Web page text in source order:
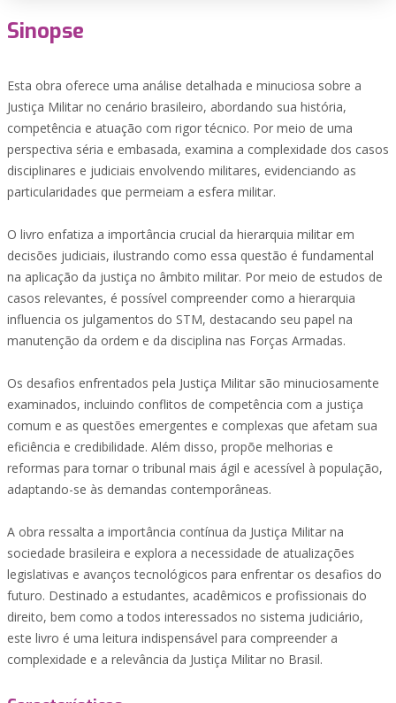
Sinopse
Esta obra oferece uma análise detalhada e minuciosa sobre a
Justiça Militar no cenário brasileiro, abordando sua história,
competência e atuação com rigor técnico. Por meio de uma
perspectiva séria e embasada, examina a complexidade dos casos
disciplinares e judiciais envolvendo militares, evidenciando as
particularidades que permeiam a esfera militar.
O livro enfatiza a importância crucial da hierarquia militar em
decisões judiciais, ilustrando como essa questão é fundamental
na aplicação da justiça no âmbito militar. Por meio de estudos de
casos relevantes, é possível compreender como a hierarquia
influencia os julgamentos do STM, destacando seu papel na
manutenção da ordem e da disciplina nas Forças Armadas.
Os desafios enfrentados pela Justiça Militar são minuciosamente
examinados, incluindo conflitos de competência com a justiça
comum e as questões emergentes e complexas que afetam sua
eficiência e credibilidade. Além disso, propõe melhorias e
reformas para tornar o tribunal mais ágil e acessível à população,
adaptando-se às demandas contemporâneas.
A obra ressalta a importância contínua da Justiça Militar na
sociedade brasileira e explora a necessidade de atualizações
legislativas e avanços tecnológicos para enfrentar os desafios do
futuro. Destinado a estudantes, acadêmicos e profissionais do
direito, bem como a todos interessados no sistema judiciário,
este livro é uma leitura indispensável para compreender a
complexidade e a relevância da Justiça Militar no Brasil.